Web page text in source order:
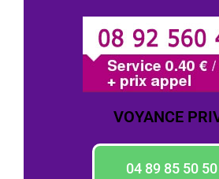
VOYANCE
04 89 85 50